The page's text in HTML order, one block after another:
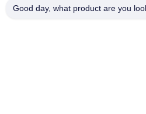
Good day, what product are you